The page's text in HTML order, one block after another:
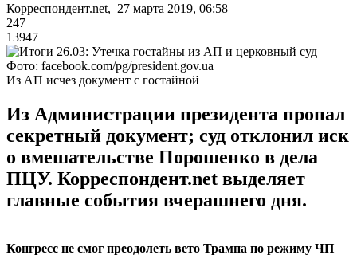
Корреспондент.net, 27 марта 2019, 06:58
247
13947
Фото: facebook.com/pg/president.gov.ua
Из АП исчез документ с гостайной
Из Администрации президента пропал
секретный документ; суд отклонил иск
о вмешательстве Порошенко в дела
ПЦУ. Корреспондент.net выделяет
главные события вчерашнего дня.
Конгресс не смог преодолеть вето Трампа по режиму ЧП